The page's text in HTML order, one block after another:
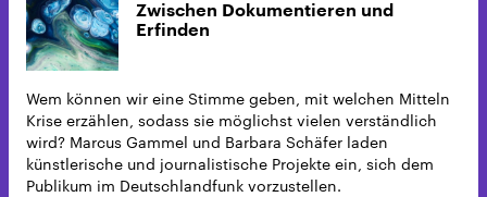
Zwischen Dokumentieren und
Erfinden
Wem können wir eine Stimme geben, mit welchen Mitteln
Krise erzählen, sodass sie möglichst vielen verständlich
wird? Marcus Gammel und Barbara Schäfer laden
künstlerische und journalistische Projekte ein, sich dem
Publikum im Deutschlandfunk vorzustellen.